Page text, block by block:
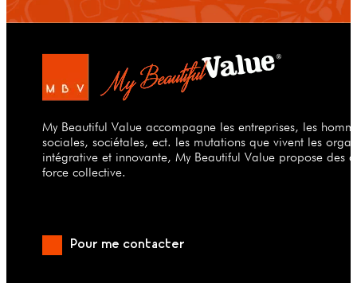
My Beautiful Value accompagne les entreprises, les
sociales, sociétales, ect. les mutations que vivent les
intégrative et innovante, My Beautiful Value propose des
force collective.
Pour me contacter